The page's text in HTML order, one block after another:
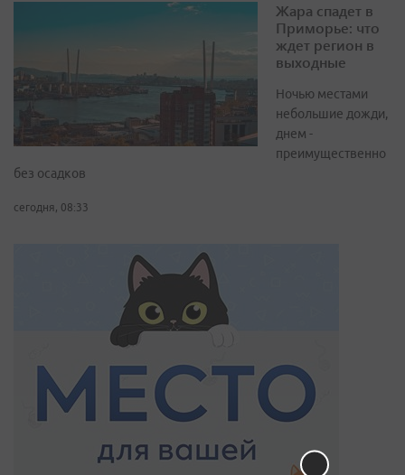
Жара спадет в
Приморье: что
ждет регион в
выходные
Ночью местами
небольшие дожди,
днем -
преимущественно
без осадков
сегодня, 08:33